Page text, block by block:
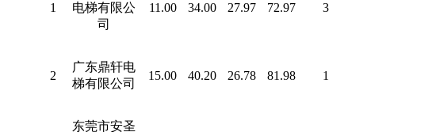
1
电梯有限公
司
11.00 34.00 27.97 72.97 3
2
广东鼎轩电
梯有限公司
15.00 40.20 26.78 81.98 1
东莞市安圣